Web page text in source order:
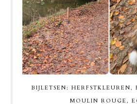
BIJLETSEN: HERFSTKLEUREN,
MOULIN ROUGE,